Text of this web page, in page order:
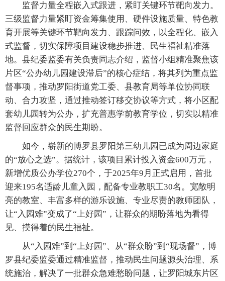
监督力量全程嵌入式跟进，紧盯关键环节靶向发力。
三级监督力量紧盯资金筹集使用、硬件设施质量、特色教
育开展等关键环节靶向发力、跟踪问效，以全程化、嵌入
式监督，切实保障项目建设稳步推进、民生福祉精准落
地。县纪委监委有关负责同志介绍，监督小组精准聚焦该
片区“公办幼儿园建设滞后”的核心症结，将其列为重点监
督事项，推动罗阳街道党工委、县教育局等单位协同联
动、合力攻坚，通过推动签订移交协议等方式，将小区配
套幼儿园转为公办，扩充普惠学前教育学位，切实以精准
监督回应群众的民生期盼。
如今，崭新的博罗县罗阳第三幼儿园已成为周边家庭
的“放心之选”。据统计，该项目累计投入资金600万元，
新增优质公办学位270个，于2025年9月正式启用，首批
迎来195名适龄儿童入园，配备专业教职工30名。宽敞明
亮的教室、丰富多样的游乐设施、专业尽责的教师团队，
让“入园难”变成了“上好园”，让群众的期盼落地为看得
见、摸得着的民生福祉。
从“入园难”到“上好园”、从“群众盼”到“现场督”，博
罗县纪委监委通过精准监督，推动民生问题源头治理、系
统施治，解决了一批群众急难愁盼问题，让罗阳城东片区